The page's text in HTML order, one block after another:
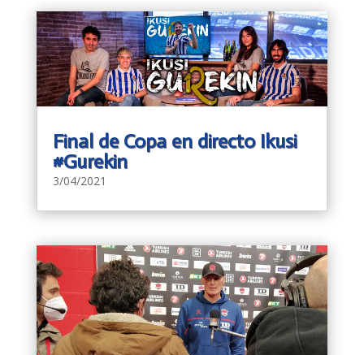
Final de Copa en directo Ikusi
#Gurekin
3/04/2021